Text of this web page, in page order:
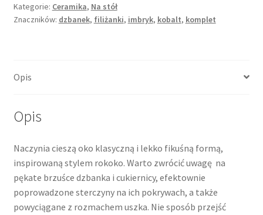
Kategorie: Ceramika, Na stół
Znaczników: dzbanek, filiżanki, imbryk, kobalt, komplet
Opis
Opis
Naczynia cieszą oko klasyczną i lekko fikuśną formą,
inspirowaną stylem rokoko. Warto zwrócić uwagę na
pękate brzuśce dzbanka i cukiernicy, efektownie
poprowadzone sterczyny na ich pokrywach, a także
powyciągane z rozmachem uszka. Nie sposób przejść